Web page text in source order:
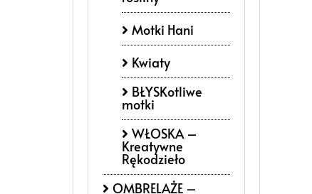
Motki Hani
Kwiaty
BŁYSKotliwe
motki
WŁOSKA –
Kreatywne
Rękodzieło
OMBRELAŻE –